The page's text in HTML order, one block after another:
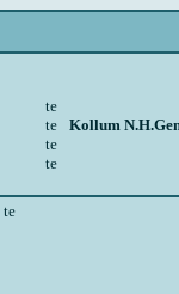
te
te
Kollum
te
te
te